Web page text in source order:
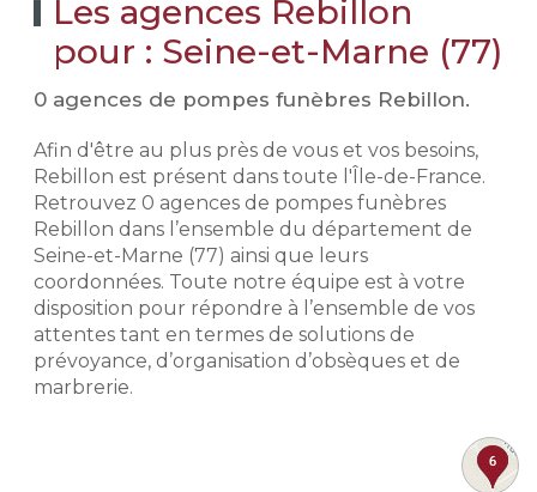
Les agences Rebillon
pour : Seine-et-Marne (77)
0 agences de pompes funèbres Rebillon.
Afin d'être au plus près de vous et vos besoins,
Rebillon est présent dans toute l'Île-de-France.
Retrouvez 0 agences de pompes funèbres
Rebillon dans l’ensemble du département de
Seine-et-Marne (77) ainsi que leurs
coordonnées. Toute notre équipe est à votre
disposition pour répondre à l’ensemble de vos
attentes tant en termes de solutions de
prévoyance, d’organisation d’obsèques et de
marbrerie.